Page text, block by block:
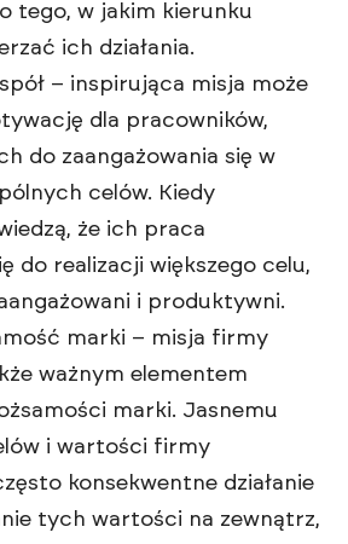
tego, w jakim kierunku
ich działania.
– inspirująca misja może
dla pracowników,
do zaangażowania się w
celów. Kiedy
że ich praca
do realizacji większego celu,
i produktywni.
marki – misja firmy
ważnym elementem
marki. Jasnemu
i wartości firmy
konsekwentne działanie
tych wartości na zewnątrz,